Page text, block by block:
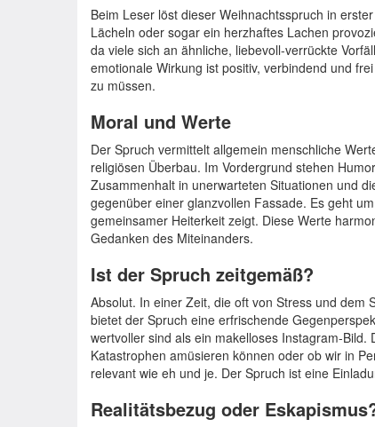
Beim Leser löst dieser Weihnachtsspruch in
Lächeln oder sogar ein herzhaftes Lachen
da viele sich an ähnliche, liebevoll-verrückte
emotionale Wirkung ist positiv, verbindend und
zu müssen.
Moral und Werte
Der Spruch vermittelt allgemein menschliche
religiösen Überbau. Im Vordergrund stehen
Zusammenhalt in unerwarteten Situationen und
gegenüber einer glanzvollen Fassade. Es geht
gemeinsamer Heiterkeit zeigt. Diese Werte
Gedanken des Miteinanders.
Ist der Spruch zeitgemäß?
Absolut. In einer Zeit, die oft von Stress und dem
bietet der Spruch eine erfrischende
wertvoller sind als ein makelloses Instagram-
Katastrophen amüsieren können oder ob wir in
relevant wie eh und je. Der Spruch ist eine
Realitätsbezug oder